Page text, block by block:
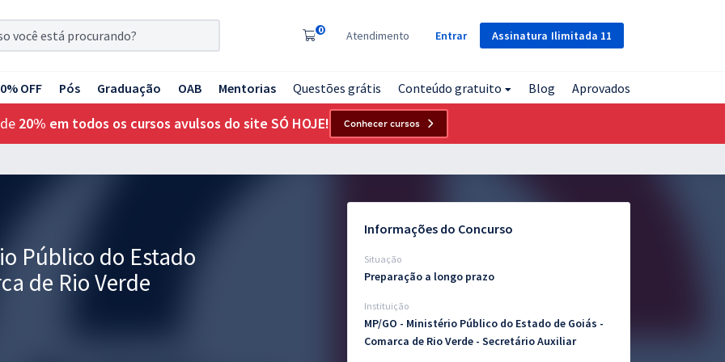
Assinatura Ilimitada 11
0 Atendimento Entrar
OFF Pós Graduação OAB Mentorias Questões grátis Conteúdo gratuito Blog Aprovados
20% em todos os cursos avulsos do site SÓ HOJE! Conhecer cursos
Público do Estado
de Rio Verde
Informações do Concurso
Situação
Preparação a longo prazo
Instituição
MP/GO - Ministério Público do Estado de Goiás -
Comarca de Rio Verde - Secretário Auxiliar